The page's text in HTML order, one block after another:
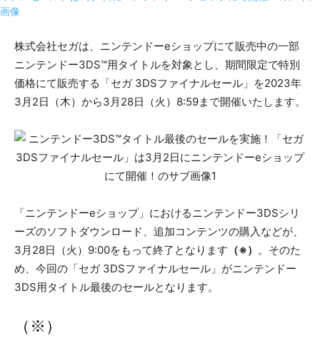
株式会社セガは、ニンテンドーeショップにて販売中の一部
ニンテンドー3DS™用タイトルを対象とし、期間限定で特別
価格にて販売する「セガ 3DSファイナルセール」を2023年
3月2日（木）から3月28日（火）8:59まで開催いたします。
「ニンテンドーeショップ」におけるニンテンドー3DSシリ
ーズのソフトダウンロード、追加コンテンツの購入などが、
3月28日（火）9:00をもって終了となります （※） 。そのた
め、今回の「セガ 3DSファイナルセール」がニンテンドー
3DS用タイトル最後のセールとなります。
（※）